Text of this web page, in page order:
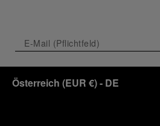
Österreich (EUR €)- DE